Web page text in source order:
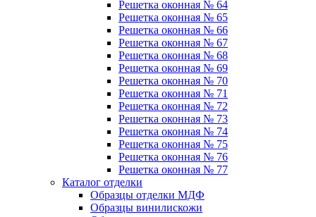
Решетка оконная № 64
Решетка оконная № 65
Решетка оконная № 66
Решетка оконная № 67
Решетка оконная № 68
Решетка оконная № 69
Решетка оконная № 70
Решетка оконная № 71
Решетка оконная № 72
Решетка оконная № 73
Решетка оконная № 74
Решетка оконная № 75
Решетка оконная № 76
Решетка оконная № 77
Каталог отделки
Образцы отделки МДФ
Образцы винилискожи